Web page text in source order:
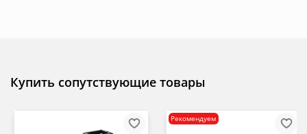
Купить сопутствующие товары
Рекомендуем